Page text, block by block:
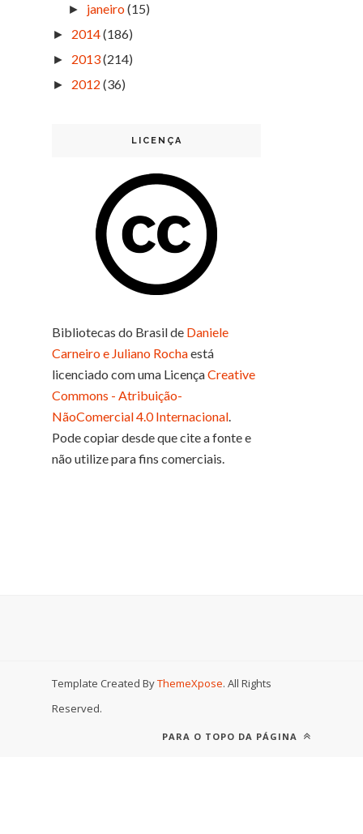
► janeiro(15)
► 2014(186)
► 2013(214)
► 2012 (36)
LICENÇA
Bibliotecas do Brasilde Daniele
Carneiro e Juliano Rochaestá
licenciado com uma LicençaCreative
Commons - Atribuição-
NãoComercial 4.0 Internacional.
Pode copiar desde que cite a fonte e
não utilize para fins comerciais.
Template Created ByThemeXpose. All Rights
Reserved.
PARA O TOPO DA PÁGINA